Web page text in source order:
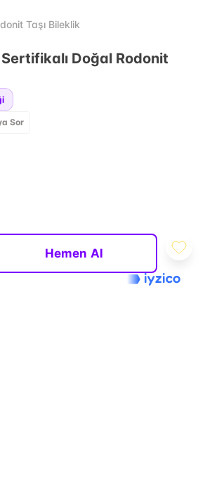
Taşı Bileklik
Sertifikalı Doğal Rodonit
Sor
Hemen Al